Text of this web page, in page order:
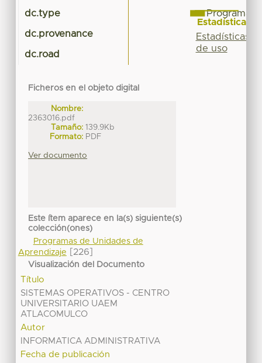
dc.type Programa
dc.provenance
dc.road
Ficheros en el objeto digital
Nombre:
2363016.pdf
Tamaño: 139.9Kb
Formato: PDF
Ver documento
Este ítem aparece en la(s) siguiente(s)
colección(ones)
Programas de Unidades de
Aprendizaje
[226]
Visualización del Documento
Título
SISTEMAS OPERATIVOS - CENTRO
UNIVERSITARIO UAEM
ATLACOMULCO
Autor
INFORMATICA ADMINISTRATIVA
Fecha de publicación
Estadísticas
Estadísticas
de uso